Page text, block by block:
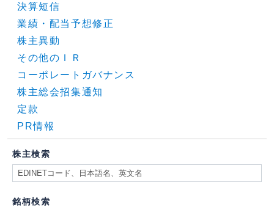
決算短信
業績・配当予想修正
株主異動
その他のＩＲ
コーポレートガバナンス
株主総会招集通知
定款
PR情報
株主検索
銘柄検索